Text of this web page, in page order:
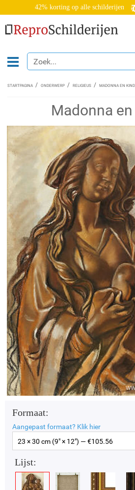
42% korting op alle schilderijen
STARTPAGINA ONDERWERP RELIGIEUS MADONNA EN KIND
Madonna en
Formaat:
Aangepast formaat? Klik hier
23 × 30 cm (9" × 12") — €105.56
Lijst: